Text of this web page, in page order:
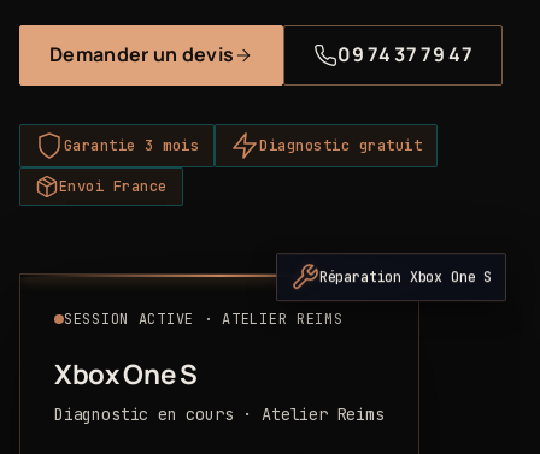
Demander un devis 09 74 37 79 47
Garantie 3 mois Diagnostic gratuit
Envoi France
SESSION ACTIVE · ATELIER REIMS
Xbox One S
Diagnostic en cours · Atelier Reims
Réparation Xbox One S